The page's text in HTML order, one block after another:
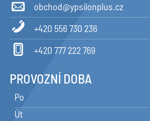
obchod@ypsilonplus.cz
+420 556 730 236
+420 777 222 769
PROVOZNÍ DOBA
Po
Út